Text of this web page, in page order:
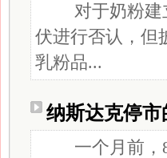
对于奶粉建立
伏进行否认，但
乳粉品...
纳斯达克停市
一个月前，8